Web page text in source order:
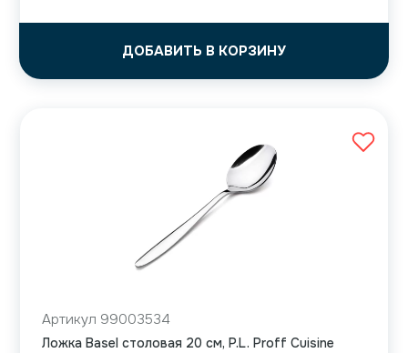
ДОБАВИТЬ В КОРЗИНУ
Артикул 99003534
Ложка Basel столовая 20 см, P.L. Proff Cuisine